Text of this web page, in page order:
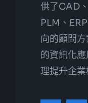
供了CAD
PLM、
向的顧問
的資訊化
理提升企業